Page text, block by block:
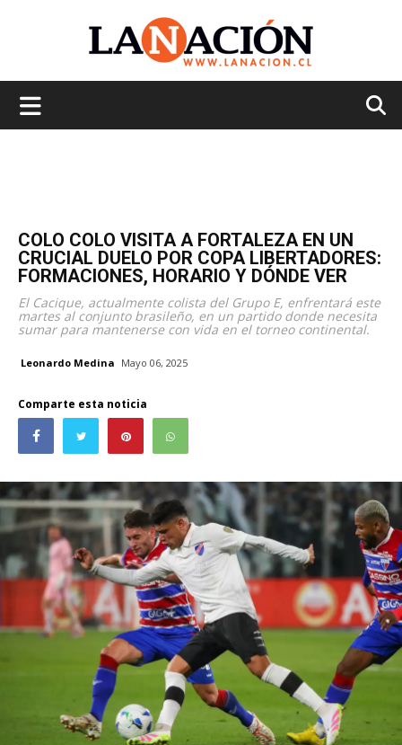
COLO COLO VISITA A FORTALEZA EN UN
CRUCIAL DUELO POR COPA LIBERTADORES:
FORMACIONES, HORARIO Y DÓNDE VER
El Cacique, actualmente colista del Grupo E, enfrentará este
martes al conjunto brasileño, en un partido donde necesita
sumar para mantenerse con vida en el torneo continental.
Leonardo Medina Mayo 06, 2025
Comparte esta noticia